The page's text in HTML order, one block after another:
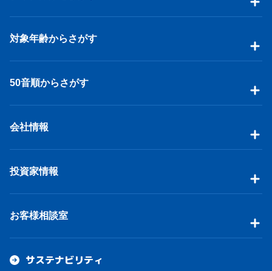
対象年齢からさがす
50音順からさがす
会社情報
投資家情報
お客様相談室
サステナビリティ